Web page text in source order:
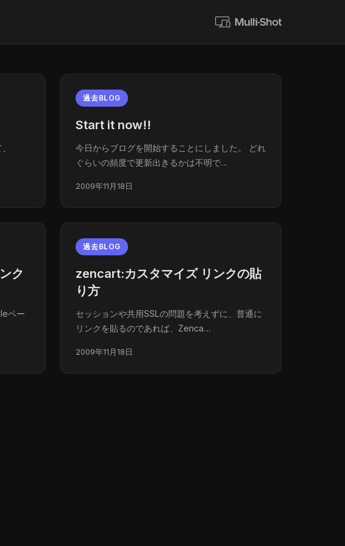
過去BLOG
Start it now!!
今日からブログを開始することにしました。 どれ
ぐらいの頻度で更新出きるかは不明で…
2009年11月18日
ク
ペー
過去BLOG
zencart:カスタマイズ リンクの貼
り方
セッションや共用SSLの問題を考えずに、普通に
リンクを貼るのであれば、Zenca…
2009年11月18日